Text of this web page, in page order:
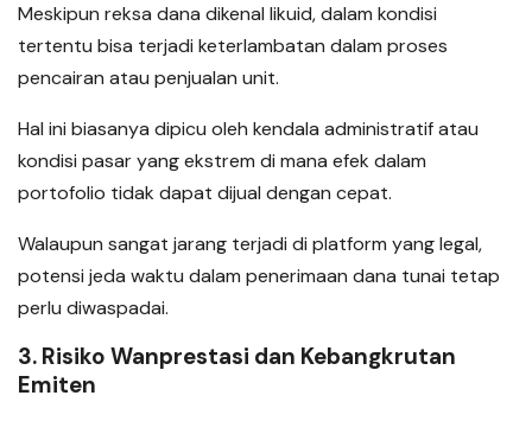
Meskipun reksa dana dikenal likuid, dalam kondisi
tertentu bisa terjadi keterlambatan dalam proses
pencairan atau penjualan unit.
Hal ini biasanya dipicu oleh kendala administratif atau
kondisi pasar yang ekstrem di mana efek dalam
portofolio tidak dapat dijual dengan cepat.
Walaupun sangat jarang terjadi di platform yang legal,
potensi jeda waktu dalam penerimaan dana tunai tetap
perlu diwaspadai.
3. Risiko Wanprestasi dan Kebangkrutan
Emiten